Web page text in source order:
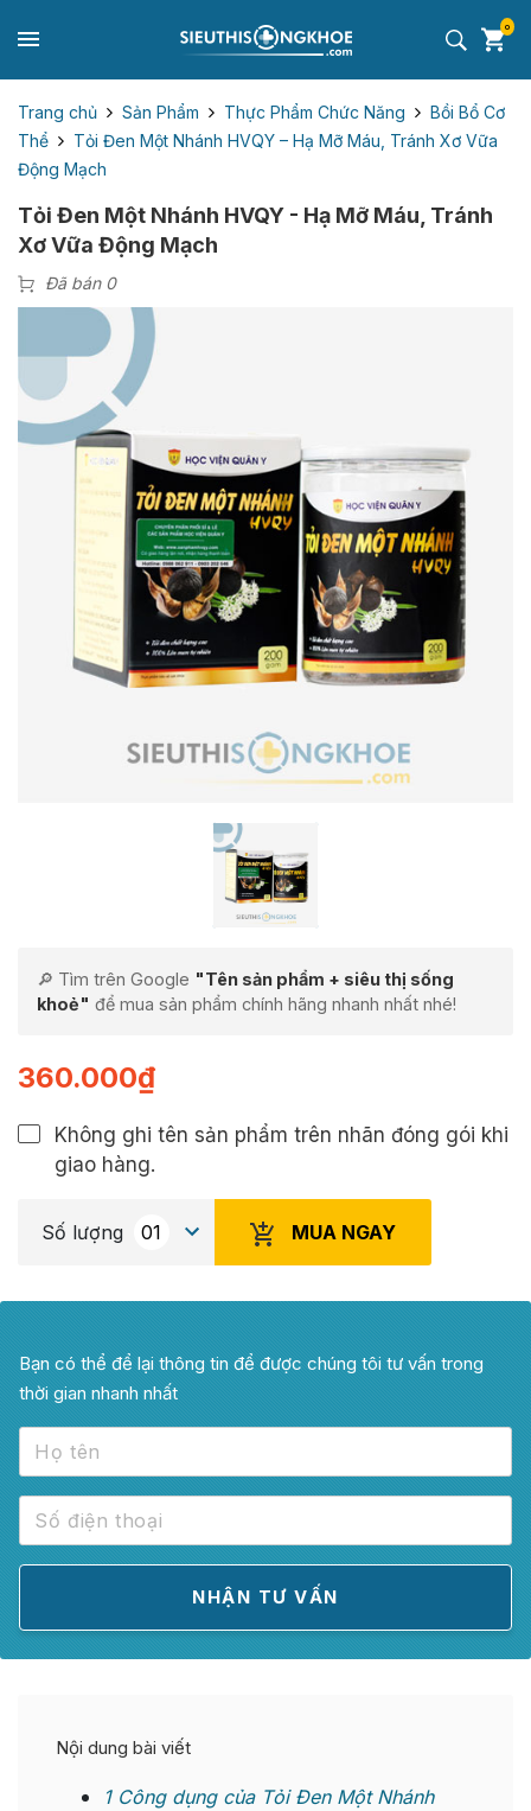
0
Trang chủ Sản Phẩm Thực Phẩm Chức Năng
Bồi Bổ Cơ
Thể
Tỏi Đen Một Nhánh HVQY – Hạ Mỡ Máu, Tránh Xơ Vữa
Động Mạch
Tỏi Đen Một Nhánh HVQY - Hạ Mỡ Máu, Tránh
Xơ Vữa Động Mạch
Đã bán 0
🔎 Tìm trên Google "Tên sản phẩm + siêu thị sống
khoẻ" để mua sản phẩm chính hãng nhanh nhất nhé!
360.000₫
Không ghi tên sản phẩm trên nhãn đóng gói khi
giao hàng.
Số lượng MUA NGAY
Bạn có thể để lại thông tin để được chúng tôi tư vấn trong
thời gian nhanh nhất
Nội dung bài viết
1Công dụng của Tỏi Đen Một Nhánh